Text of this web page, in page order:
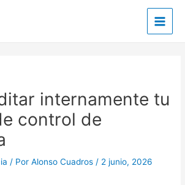
Main
internamente tu
control de
/ PorAlonso Cuadros / 2 junio, 2026